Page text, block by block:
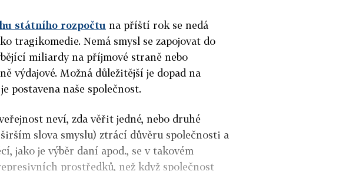
státního rozpočtu na příští rok se nedá
tragikomedie. Nemá smysl se zapojovat do
miliardy na příjmové straně nebo
výdajové. Možná důležitější je dopad na
postavena naše společnost.
neví, zda věřit jedné, nebo druhé
širším slova smyslu) ztrácí důvěru společnosti a
jako je výběr daní apod., se v takovém
prostředků, než když společnost